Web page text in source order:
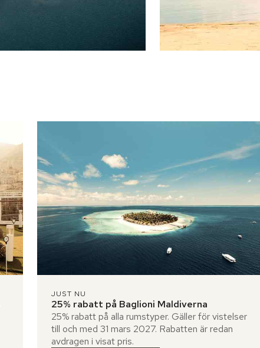
JUST NU
25% rabatt på Baglioni Maldiverna
25% rabatt på alla rumstyper. Gäller för vistelser
till och med 31 mars 2027. Rabatten är redan
avdragen i visat pris.